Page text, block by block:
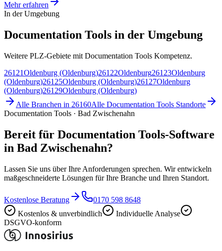
Mehr erfahren
In der Umgebung
Documentation Tools in der Umgebung
Weitere PLZ-Gebiete mit Documentation Tools Kompetenz.
26121Oldenburg (Oldenburg)26122Oldenburg26123Oldenburg
(Oldenburg)26125Oldenburg (Oldenburg)26127Oldenburg
(Oldenburg)26129Oldenburg (Oldenburg)
Alle Branchen in 26160Alle Documentation Tools Standorte
Documentation Tools · Bad Zwischenahn
Bereit für Documentation Tools-Software
in Bad Zwischenahn?
Lassen Sie uns über Ihre Anforderungen sprechen. Wir entwickeln
maßgeschneiderte Lösungen für Ihre Branche und Ihren Standort.
Kostenlose Beratung
0170 598 8648
Kostenlos & unverbindlich
Individuelle Analyse
DSGVO-konform